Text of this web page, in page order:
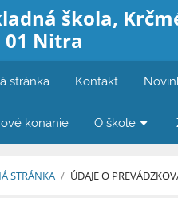
škola,
01 Nitra
stránka Kontakt
konanie O škole
STRÁNKA / ÚDAJE O